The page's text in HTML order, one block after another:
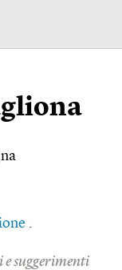
na
.
suggerimenti